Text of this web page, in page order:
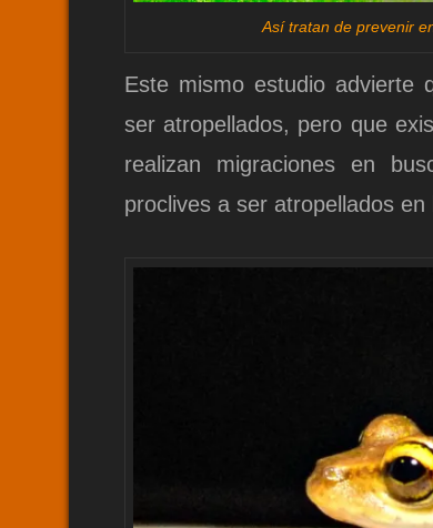
Así tratan de prevenir
Este mismo estudio advierte
ser atropellados, pero que
realizan migraciones en
proclives a ser atropellados en